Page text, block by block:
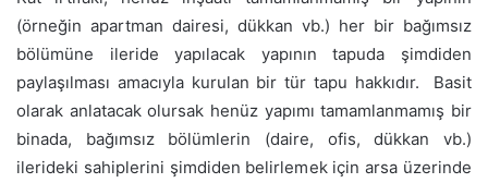
(örneğin apartman dairesi, dükkan vb.) her bir bağımsız
bölümüne ileride yapılacak yapının tapuda şimdiden
paylaşılması amacıyla kurulan bir tür tapu hakkıdır. Basit
olarak anlatacak olursak henüz yapımı tamamlanmamış bir
binada, bağımsız bölümlerin (daire, ofis, dükkan vb.)
ilerideki sahiplerini şimdiden belirlemek için arsa üzerinde